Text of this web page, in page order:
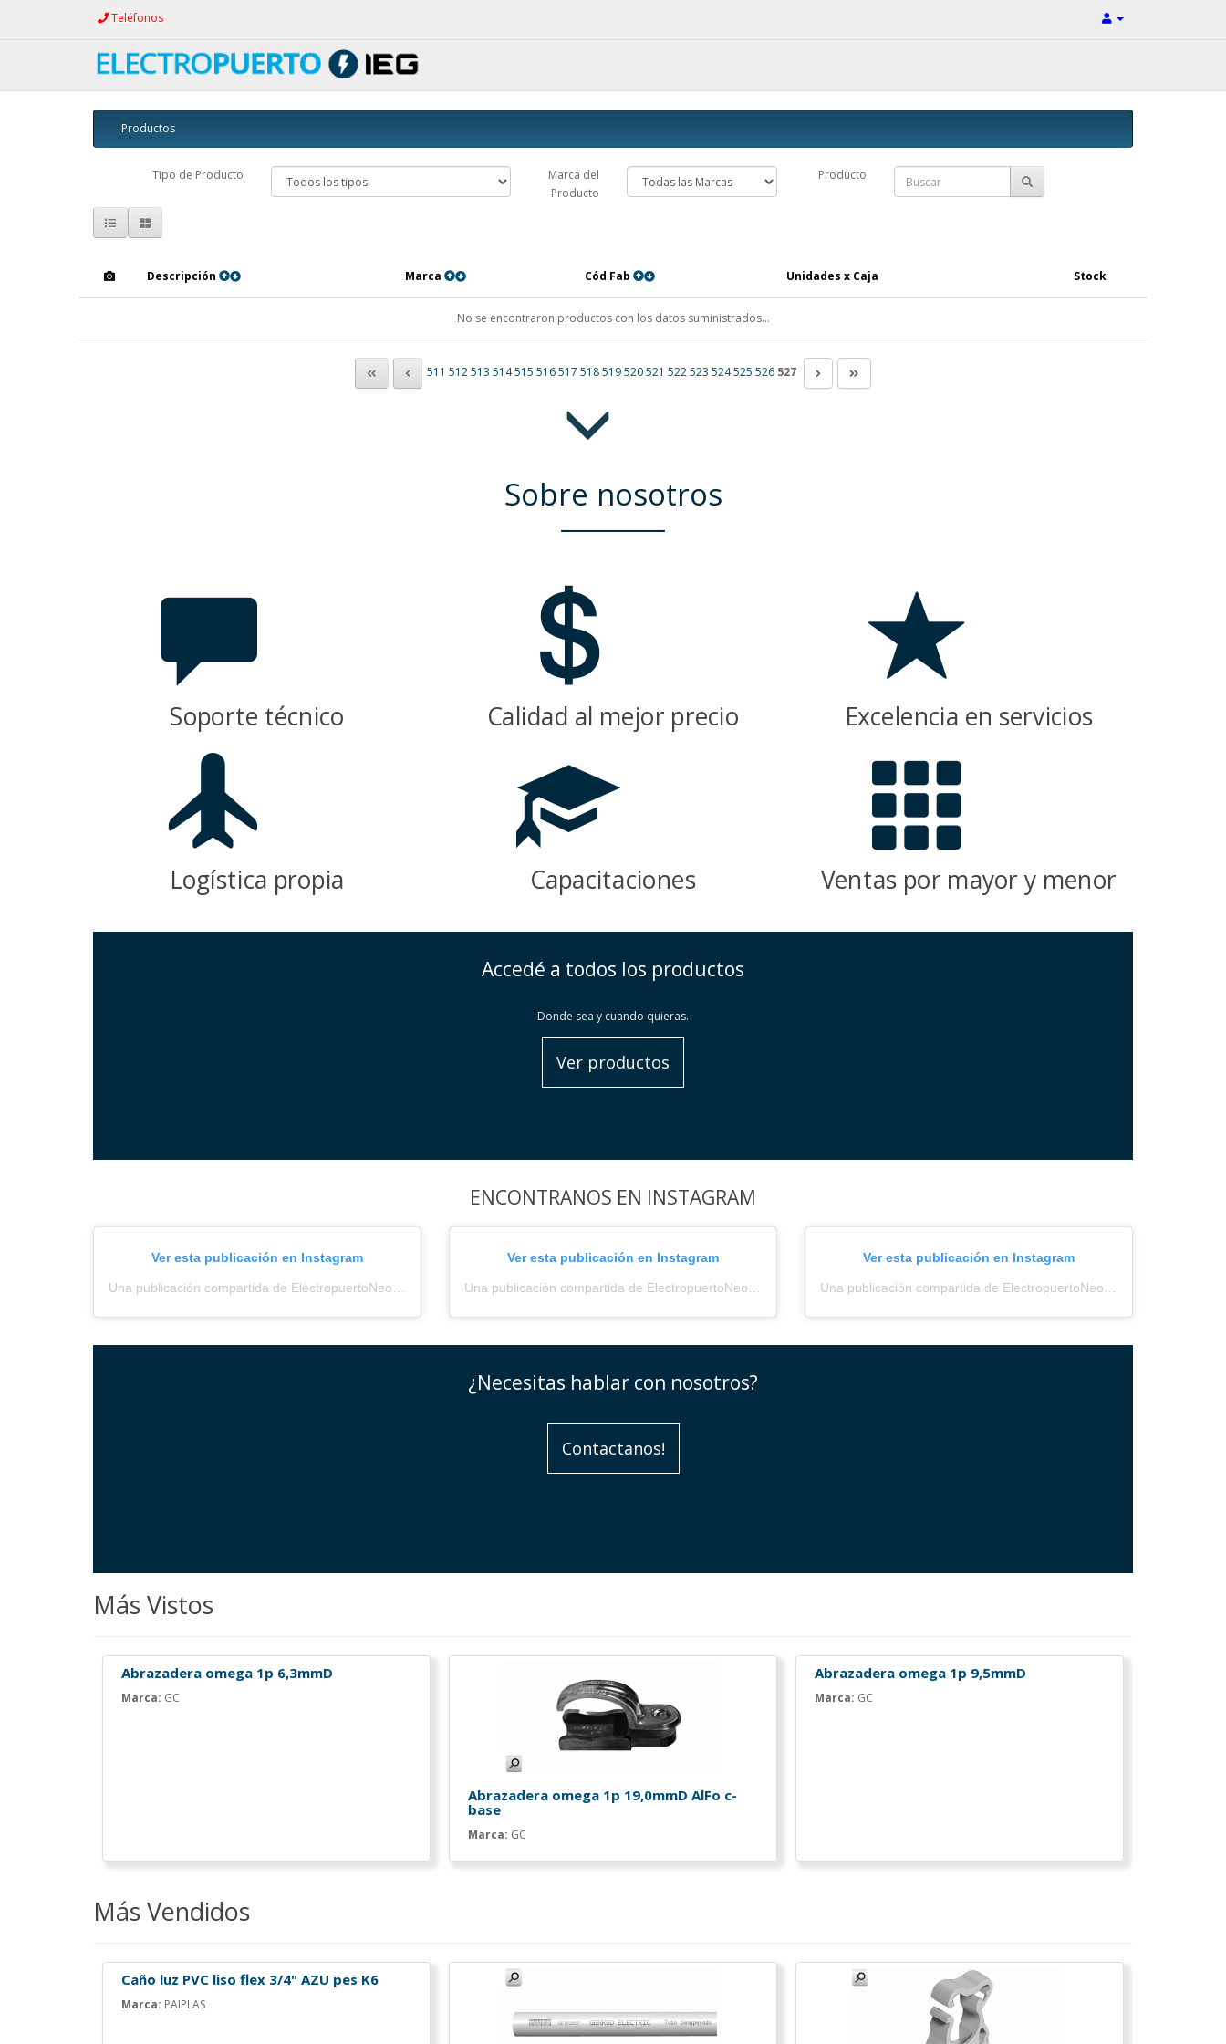
Teléfonos
Productos
Tipo de Producto
Marca del
Producto
Producto
Descripción Marca Cód Fab Unidades x Caja Stock
No se encontraron productos con los datos suministrados...
511 512513 514515 516517 518519520521 522523 524525 526 527
Sobre nosotros
Soporte técnico Calidad al mejor precio Excelencia en servicios
Logística propia Capacitaciones Ventas por mayor y menor
Accedé a todos los productos
Donde sea y cuando quieras.
Ver productos
ENCONTRANOS EN INSTAGRAM
Ver esta publicación en Instagram
Una publicación compartida de ElectropuertoNeored (@electropuerto_)
Ver esta publicación en Instagram
Una publicación compartida de ElectropuertoNeored (@electropuerto_)
Ver esta publicación en Instagram
Una publicación compartida de ElectropuertoNeored (@electropuerto_)
¿Necesitas hablar con nosotros?
Contactanos!
Más Vistos
Abrazadera omega 1p 6,3mmD
Marca: GC
Abrazadera omega 1p 19,0mmD AlFo c-
base
Marca: GC
Abrazadera omega 1p 9,5mmD
Marca: GC
Más Vendidos
Caño luz PVC liso flex 3/4" AZU pes K6
Marca: PAIPLAS